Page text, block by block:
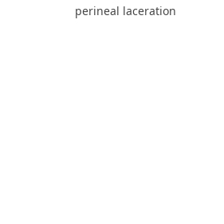
perineal laceration